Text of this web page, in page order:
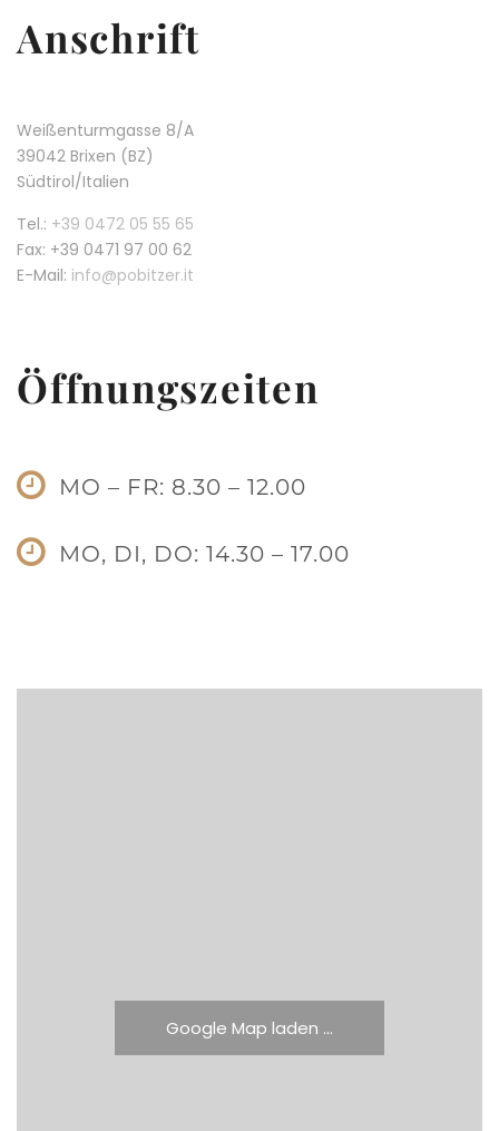
Anschrift
Weißenturmgasse 8/A
39042 Brixen (BZ)
Südtirol/Italien
Tel.: +39 0472 05 55 65
Fax: +39 0471 97 00 62
E-Mail: info@pobitzer.it
Öffnungszeiten
MO – FR: 8.30 – 12.00
MO, DI, DO: 14.30 – 17.00
Google Map laden ...